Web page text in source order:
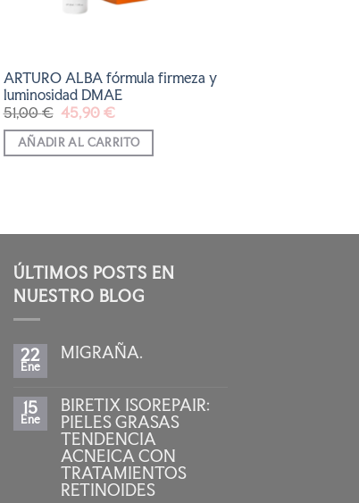
ARTURO ALBA fórmula firmeza y
luminosidad DMAE
51,00€ El
precio
original
era:
51,00 €.
45,90€El
actual
es:
45,90 €.
AÑADIR AL CARRITO
ÚLTIMOS POSTS EN
NUESTRO BLOG
22
Ene
MIGRAÑA.
en
MIGRAÑA.
15
Ene
BIRETIX ISOREPAIR:
PIELES GRASAS
TENDENCIA
ACNEICA CON
TRATAMIENTOS
RETINOIDES